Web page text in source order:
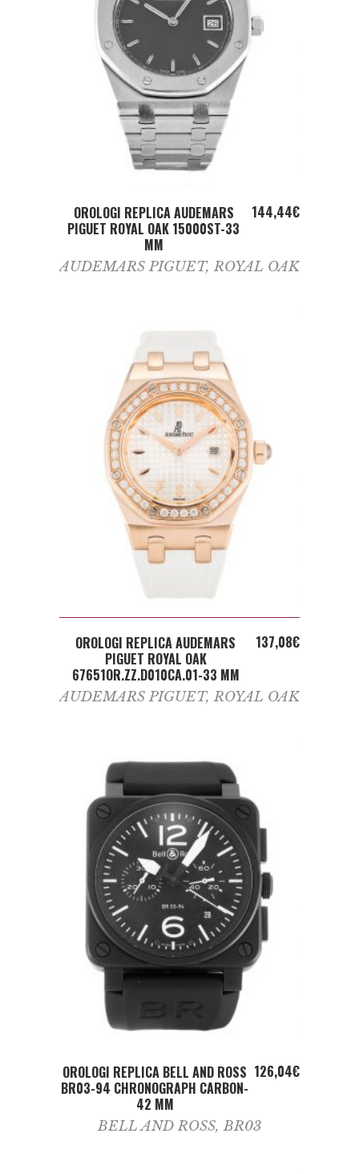
ADD TO CART
OROLOGI REPLICA AUDEMARS
PIGUET ROYAL OAK 15000ST-33
MM
144,44€
AUDEMARS PIGUET, ROYAL OAK
ADD TO CART
OROLOGI REPLICA AUDEMARS
PIGUET ROYAL OAK
67651OR.ZZ.D010CA.01-33 MM
137,08€
AUDEMARS PIGUET, ROYAL OAK
ADD TO CART
OROLOGI REPLICA BELL AND ROSS
BR03-94 CHRONOGRAPH CARBON-
42 MM
126,04€
BELL AND ROSS,BR03